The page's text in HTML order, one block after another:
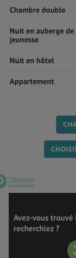
Chambre double
Nuit en auberge de
jeunesse
Nuit en hôtel
Appartement
Détente
Avez-vous
recherchiez ?